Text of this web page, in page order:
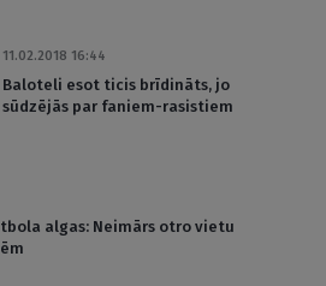
11.02.2018 16:44
Baloteli esot ticis brīdināts, jo
sūdzējās par faniem-rasistiem
algas: Neimārs otro vietu